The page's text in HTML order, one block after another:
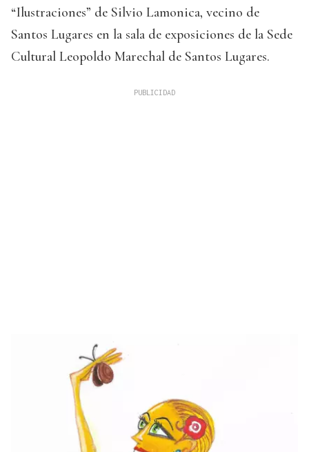
“Ilustraciones” de Silvio Lamonica, vecino de
Santos Lugares en la sala de exposiciones de la Sede
Cultural Leopoldo Marechal de Santos Lugares.